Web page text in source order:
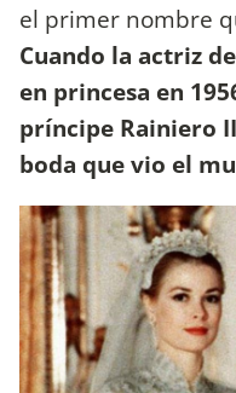
el primer nombre
Cuando la actriz
en princesa en
príncipe Rainiero
boda que vio el